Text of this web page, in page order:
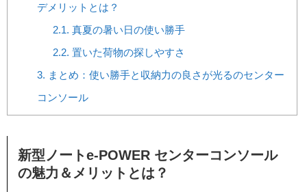
デメリットとは？
2.1. 真夏の暑い日の使い勝手
2.2. 置いた荷物の探しやすさ
3. まとめ：使い勝手と収納力の良さが光るのセンター
コンソール
新型ノートe-POWER センターコンソール
の魅力＆メリットとは？